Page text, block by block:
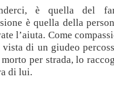
è quella del
è quella della
l’aiuta. Come
vista di un giudeo
morto per strada, lo
di lui.